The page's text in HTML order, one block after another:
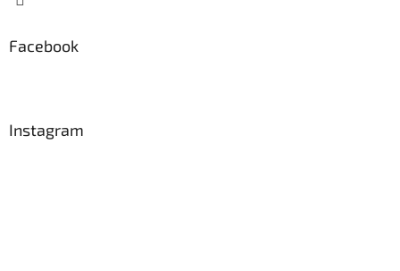
Facebook
Instagram